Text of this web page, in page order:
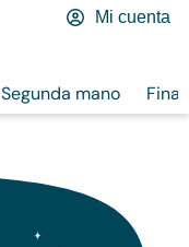
Segunda mano
Mi cuenta